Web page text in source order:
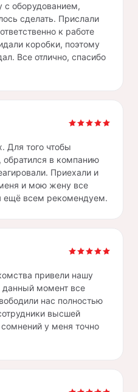
с оборудованием,
сделать. Прислали
к работе
коробки, поэтому
Все отлично, спасибо
Для того чтобы
обратился в компанию
Приехали и
и мою жену все
ещё всем рекомендуем.
привели нашу
данный момент все
нас полностью
высшей
у меня точно